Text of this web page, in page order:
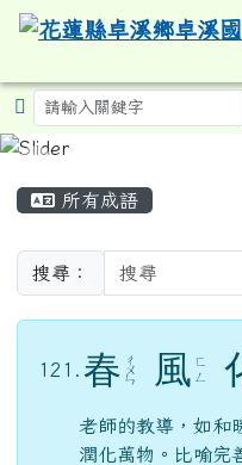
跳至主內容區
花蓮縣卓溪鄉
導覽列
所有成語
搜尋：
121. 春 ㄔ
ㄨ
ㄣ 風 ㄈ
ㄥ
老師的教導，如和
潤化萬物。比喻完